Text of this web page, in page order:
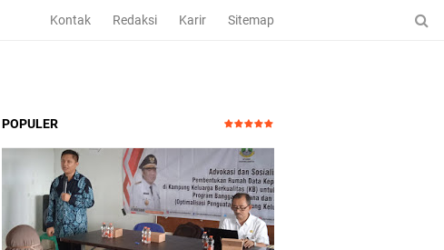
Kontak Redaksi Karir Sitemap
POPULER